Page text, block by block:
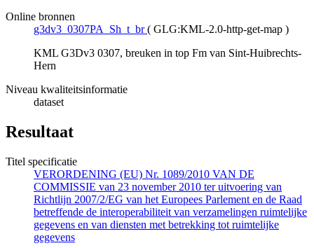
Online bronnen
g3dv3_0307PA_Sh_t_br ( GLG:KML-2.0-http-get-map )
KML G3Dv3 0307, breuken in top Fm van Sint-Huibrechts-
Hern
Niveau kwaliteitsinformatie
dataset
Resultaat
Titel specificatie
VERORDENING (EU) Nr. 1089/2010 VAN DE
COMMISSIE van 23 november 2010 ter uitvoering van
Richtlijn 2007/2/EG van het Europees Parlement en de Raad
betreffende de interoperabiliteit van verzamelingen ruimtelijke
gegevens en van diensten met betrekking tot ruimtelijke
gegevens